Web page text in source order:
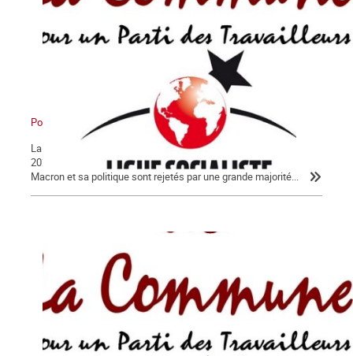
Pour en finir avec Macron !
La Lettre de La Commune, nouvelle série, n° 124 - Jeudi 30 janvier
2020 Après 56 jours d’un conflit historique, c’est peu dire que
Macron et sa politique sont rejetés par une grande majorité...